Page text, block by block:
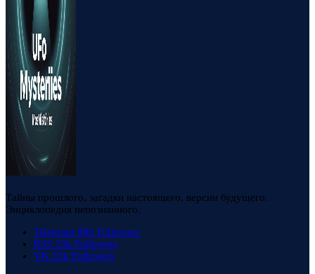
Тайны прошлого, загадки настоящего, версии будущего.
Энциклопедия непознанного.
Telegram 88k Followers
RSS 23k Followers
VK 23k Followers